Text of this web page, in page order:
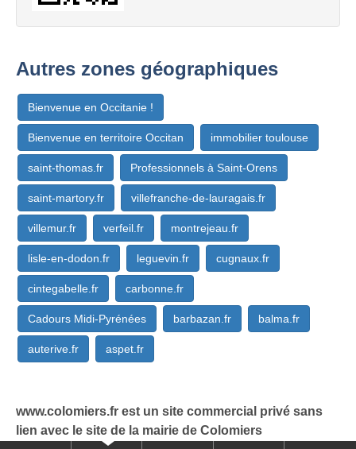
Autres zones géographiques
Bienvenue en Occitanie !
Bienvenue en territoire Occitan immobilier toulouse
saint-thomas.fr Professionnels à Saint-Orens
saint-martory.fr villefranche-de-lauragais.fr
villemur.fr verfeil.fr montrejeau.fr
lisle-en-dodon.fr leguevin.fr cugnaux.fr
cintegabelle.fr carbonne.fr
Cadours Midi-Pyrénées barbazan.fr balma.fr
auterive.fr aspet.fr
www.colomiers.fr est un site commercial privé sans
lien avec le site de la mairie de Colomiers